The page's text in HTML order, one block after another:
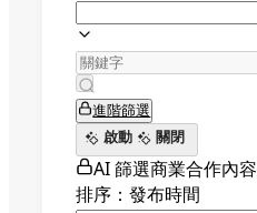
進階篩選
啟動
關閉
AI 篩選商業合作內容
排序：發布時間